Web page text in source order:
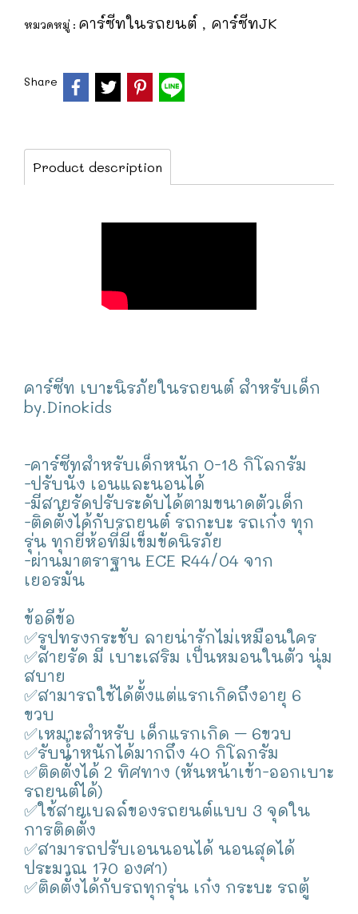
หมวดหมู่ : คาร์ซีทในรถยนต์ , คาร์ซีทJK
Share
Product description
คาร์ซีท เบาะนิรภัยในรถยนต์ สำหรับเด็ก
by.Dinokids
-คาร์ซีทสำหรับเด็กหนัก 0-18 กิโลกรัม
-ปรับนั่ง เอนและนอนได้
-มีสายรัดปรับระดับได้ตามขนาดตัวเด็ก
-ติดตั้งได้กับรถยนต์ รถกะบะ รถเก๋ง ทุก
รุ่น ทุกยี่ห้อที่มีเข็มขัดนิรภัย
-ผ่านมาตราฐาน ECE R44/04 จาก
เยอรมัน
ข้อดีข้อ
✅รูปทรงกระชับ ลายน่ารักไม่เหมือนใคร
✅สายรัด มี เบาะเสริม เป็นหมอนในตัว นุ่ม
สบาย
✅สามารถใช้ได้ตั้งแต่แรกเกิดถึงอายุ 6
ขวบ
✅เหมาะสำหรับ เด็กแรกเกิด – 6ขวบ
✅รับน้ำหนักได้มากถึง 40 กิโลกรัม
✅ติดตั้งได้ 2 ทิศทาง (หันหน้าเข้า-ออกเบาะ
รถยนต์ได้)
✅ใช้สายเบลล์ของรถยนต์แบบ 3 จุดใน
การติดตั้ง
✅สามารถปรับเอนนอนได้ นอนสุดได้
ประมาณ 170 องศา)
✅ติดตั้งได้กับรถทุกรุ่น เก๋ง กระบะ รถตู้